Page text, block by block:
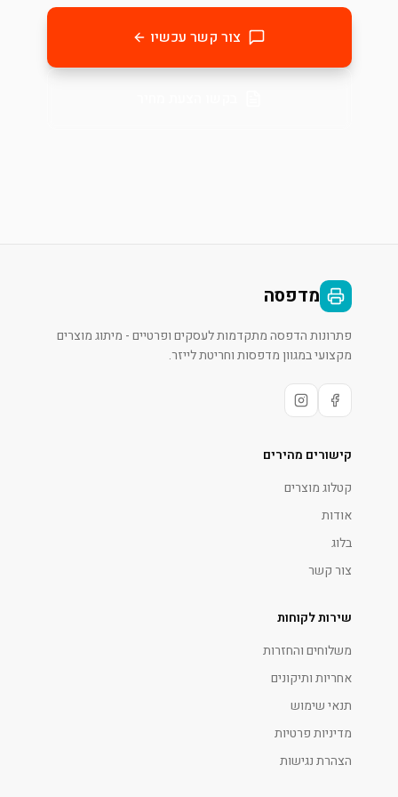
צור קשר עכשיו
מדפסה
פתרונות הדפסה מתקדמות לעסקים ופרטיים - מיתוג מוצרים
מקצועי במגוון מדפסות וחריטת לייזר.
קישורים מהירים
קטלוג מוצרים
אודות
בלוג
צור קשר
שירות לקוחות
משלוחים והחזרות
אחריות ותיקונים
תנאי שימוש
מדיניות פרטיות
הצהרת נגישות